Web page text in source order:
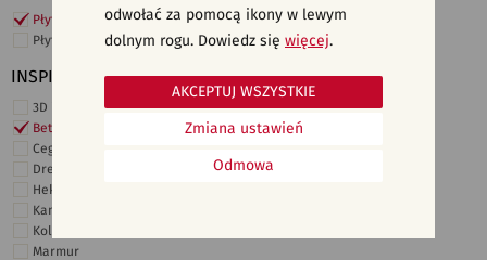
Płytki ścienne
Płytki podłogowe
INSPIRACJE
3D i struktury
Beton
Cegiełki
Drewno
Heksagonalne
Kamień
Kolor
Marmur
odwołać za pomocą ikony w lewym
dolnym rogu. Dowiedz się więcej.
Odmowa
Zmiana ustawień
AKCEPTUJ WSZYSTKIE